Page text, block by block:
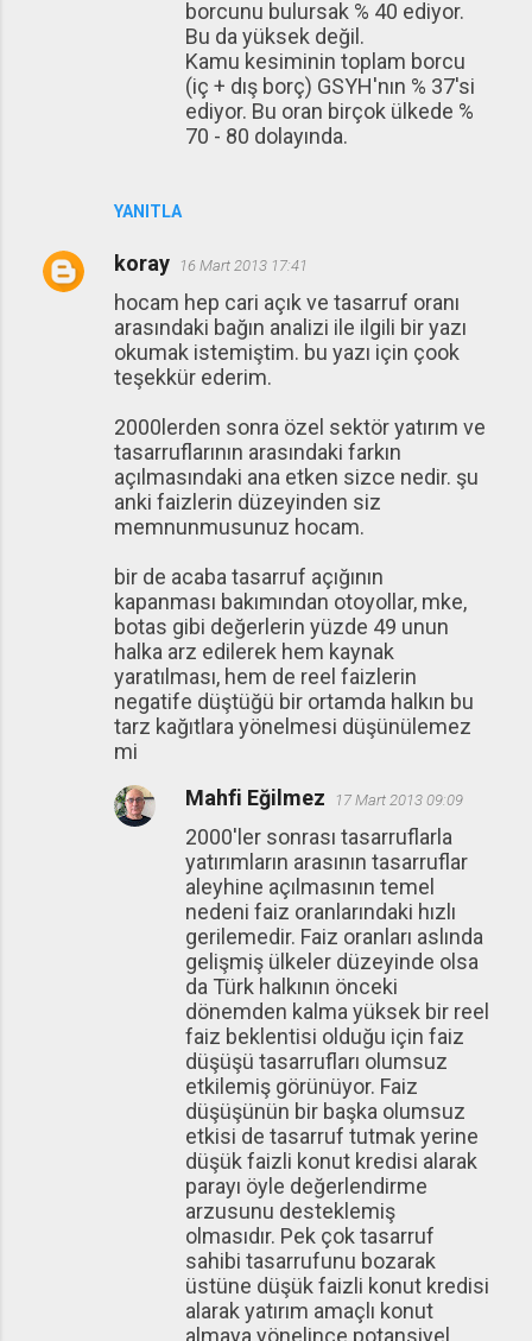
YANITLA
borcunu bulursak % 40 ediyor.
Bu da yüksek değil.
Kamu kesiminin toplam borcu
(iç + dış borç) GSYH'nın % 37'si
ediyor. Bu oran birçok ülkede %
70 - 80 dolayında.
koray 16 Mart 2013 17:41
hocam hep cari açık ve tasarruf oranı
arasındaki bağın analizi ile ilgili bir yazı
okumak istemiştim. bu yazı için çook
teşekkür ederim.
2000lerden sonra özel sektör yatırım ve
tasarruflarının arasındaki farkın
açılmasındaki ana etken sizce nedir. şu
anki faizlerin düzeyinden siz
memnunmusunuz hocam.
bir de acaba tasarruf açığının
kapanması bakımından otoyollar, mke,
botas gibi değerlerin yüzde 49 unun
halka arz edilerek hem kaynak
yaratılması, hem de reel faizlerin
negatife düştüğü bir ortamda halkın bu
tarz kağıtlara yönelmesi düşünülemez
mi
Mahfi Eğilmez
17 Mart 2013 09:09
2000'ler sonrası tasarruflarla
yatırımların arasının tasarruflar
aleyhine açılmasının temel
nedeni faiz oranlarındaki hızlı
gerilemedir. Faiz oranları aslında
gelişmiş ülkeler düzeyinde olsa
da Türk halkının önceki
dönemden kalma yüksek bir reel
faiz beklentisi olduğu için faiz
düşüşü tasarrufları olumsuz
etkilemiş görünüyor. Faiz
düşüşünün bir başka olumsuz
etkisi de tasarruf tutmak yerine
düşük faizli konut kredisi alarak
parayı öyle değerlendirme
arzusunu desteklemiş
olmasıdır. Pek çok tasarruf
sahibi tasarrufunu bozarak
üstüne düşük faizli konut kredisi
alarak yatırım amaçlı konut
almaya yönelince potansiyel